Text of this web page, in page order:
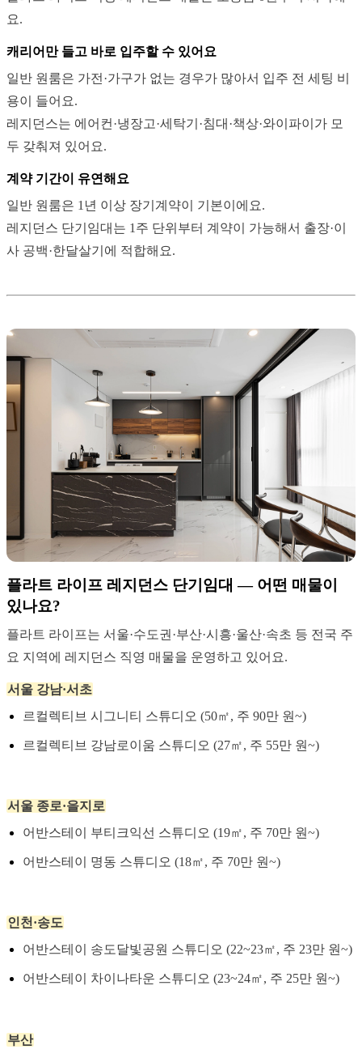
요.
캐리어만 들고 바로 입주할 수 있어요
일반 원룸은 가전·가구가 없는 경우가 많아서 입주 전 세팅 비
용이 들어요.
레지던스는 에어컨·냉장고·세탁기·침대·책상·와이파이가 모
두 갖춰져 있어요.
계약 기간이 유연해요
일반 원룸은 1년 이상 장기계약이 기본이에요.
레지던스 단기임대는 1주 단위부터 계약이 가능해서 출장·이
사 공백·한달살기에 적합해요.
플라트 라이프 레지던스 단기임대 — 어떤 매물이
있나요?
플라트 라이프는 서울·수도권·부산·시흥·울산·속초 등 전국 주
요 지역에 레지던스 직영 매물을 운영하고 있어요.
서울 강남·서초
르컬렉티브 시그니티 스튜디오 (50㎡, 주 90만 원~)
르컬렉티브 강남로이움 스튜디오 (27㎡, 주 55만 원~)
서울 종로·을지로
어반스테이 부티크익선 스튜디오 (19㎡, 주 70만 원~)
어반스테이 명동 스튜디오 (18㎡, 주 70만 원~)
인천·송도
어반스테이 송도달빛공원 스튜디오 (22~23㎡, 주 23만 원~)
어반스테이 차이나타운 스튜디오 (23~24㎡, 주 25만 원~)
부산